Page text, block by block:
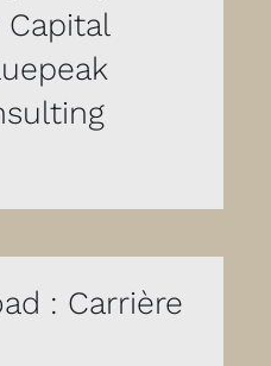
Capital
: Carrière